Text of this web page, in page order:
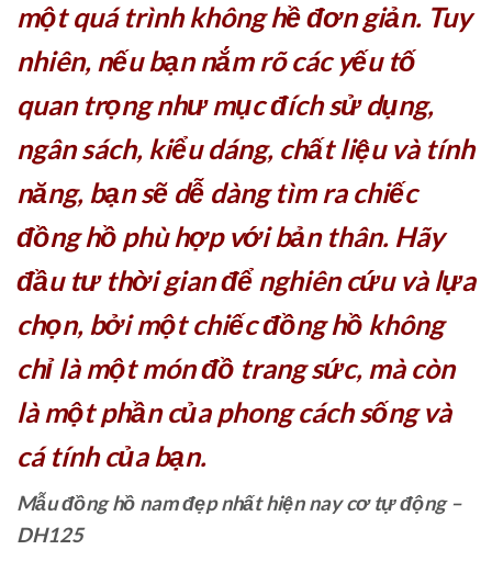
một quá trình không hề đơn giản. Tuy
nhiên, nếu bạn nắm rõ các yếu tố
quan trọng như mục đích sử dụng,
ngân sách, kiểu dáng, chất liệu và tính
năng, bạn sẽ dễ dàng tìm ra chiếc
đồng hồ phù hợp với bản thân. Hãy
đầu tư thời gian để nghiên cứu và lựa
chọn, bởi một chiếc đồng hồ không
chỉ là một món đồ trang sức, mà còn
là một phần của phong cách sống và
cá tính của bạn.
Mẫu đồng hồ nam đẹp nhất hiện nay cơ tự động –
DH125